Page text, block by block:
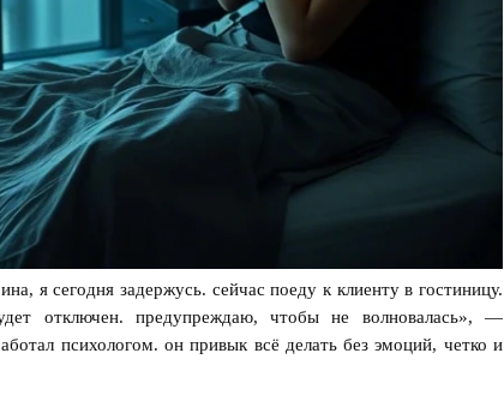
я сегодня задержусь. сейчас поеду к клиенту в гостиницу.
отключен. предупреждаю, чтобы не волновалась», —
психологом. он привык всё делать без эмоций, четко и